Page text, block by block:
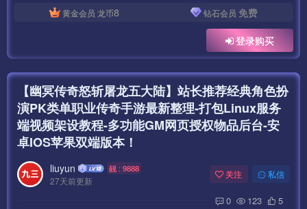
黄金会员 龙币8 钻石会员 免费
登录购买
【幽冥传奇怒斩屠龙五大陆】站长推荐经典角色扮
演PK类单职业传奇手游最新整理-打包Linux服务
端视频架设教程-多功能GM网页授权物品后台-安
卓IOS苹果双端版本！
liuyun 靓 : 9888
27天前更新
关注 私信
0 123 5